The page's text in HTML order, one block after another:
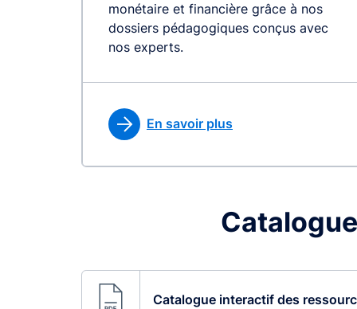
monétaire et financière grâce à nos
dossiers pédagogiques conçus avec
nos experts.
En savoir plus
Catalogue interactif des